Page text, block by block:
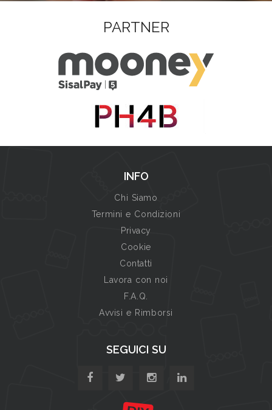
PARTNER
INFO
Chi Siamo
Termini e Condizioni
Privacy
Cookie
Contatti
Lavora con noi
F.A.Q.
Avvisi e Rimborsi
SEGUICI SU